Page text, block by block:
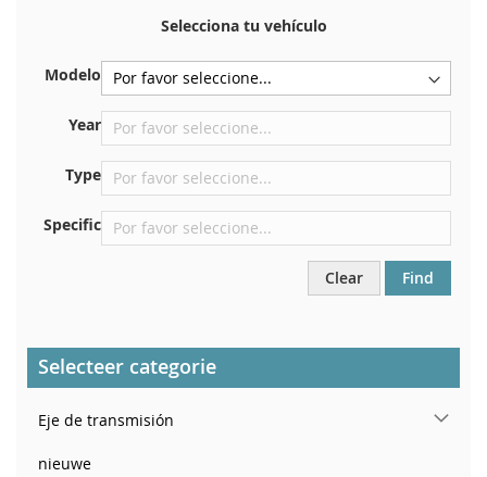
certificado de registro. Y también en el coche.
En la placa inferior del asiento delantero derecho
Centrar contra el mamparo debajo del capó.
Justo en el compartimento del motor.
En el pilar de la puerta trasera derecha
Selecciona tu vehículo
Modelo
Year
Type
Specific
Clear Find
Selecteer categorie
Eje de transmisión
nieuwe